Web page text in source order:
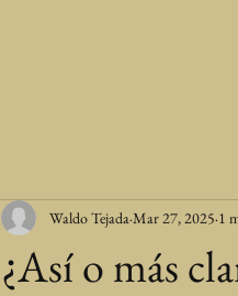
¿Así o más
Waldo Tejada Mar 27, 2025 1